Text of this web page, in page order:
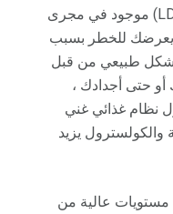
يكون الكثير من الكولسترول الضار (LDL) موجود في مجرى
ويعرضك للخطر بسبب
بشكل طبيعي من قبل
حتى أجدادك ،
نظام غذائي غني
والكولسترول يزيد
مستويات عالية من